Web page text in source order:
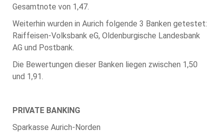
Gesamtnote von 1,47.
Weiterhin wurden in Aurich folgende 3 Banken getestet:
Raiffeisen-Volksbank eG, Oldenburgische Landesbank
AG und Postbank.
Die Bewertungen dieser Banken liegen zwischen 1,50
und 1,91.
PRIVATE BANKING
Sparkasse Aurich-Norden